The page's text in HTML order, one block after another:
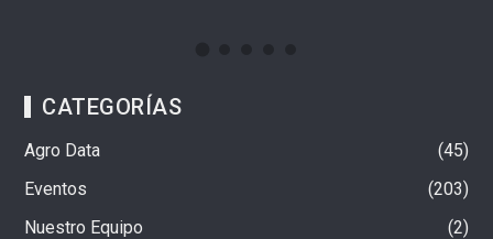
CATEGORÍAS
Agro Data
45
Eventos
203
Nuestro Equipo
2